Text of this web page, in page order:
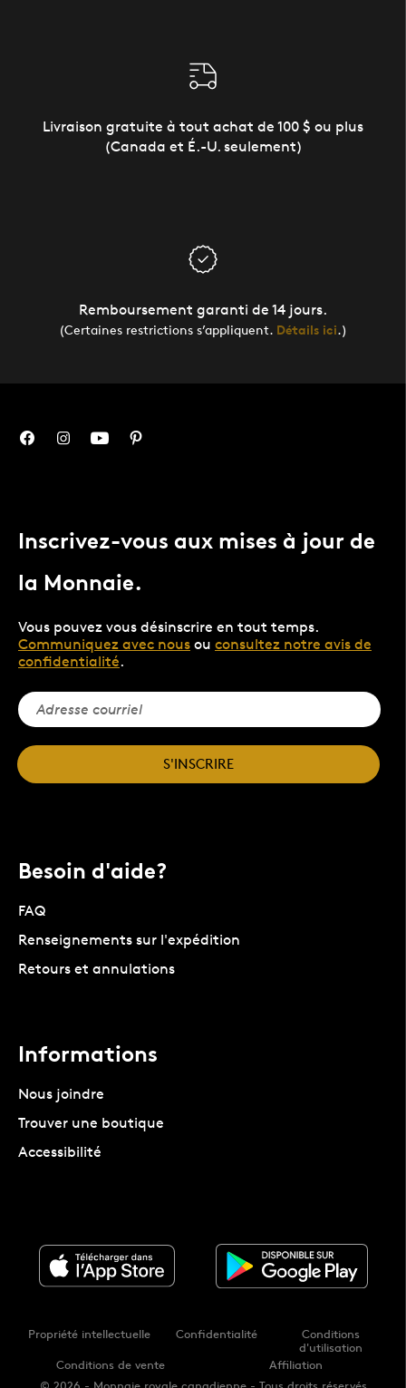
Livraison gratuite à tout achat de 100 $ ou plus
(Canada et É.-U. seulement)
Remboursement garanti de 14 jours.
(Certaines restrictions s’appliquent. Détails ici.)
Inscrivez-vous aux mises à jour de
la Monnaie.
Vous pouvez vous désinscrire en tout temps.
Communiquez avec nous ou consultez notre avis de
confidentialité.
S'INSCRIRE
Besoin d'aide?
FAQ
Renseignements sur l'expédition
Retours et annulations
Informations
Nous joindre
Trouver une boutique
Accessibilité
Propriété intellectuelle Confidentialité
Conditions
d'utilisation
Conditions de vente
Affiliation